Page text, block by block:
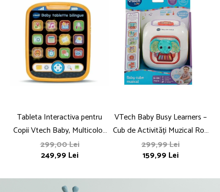
Tableta Interactiva pentru
Copii Vtech Baby, Multicolor,
Plastic
299,00 Lei
249,99 Lei
VTech Baby Busy Learners –
Cub de Activități Muzical Roz
(Franceză)
299,99 Lei
159,99 Lei